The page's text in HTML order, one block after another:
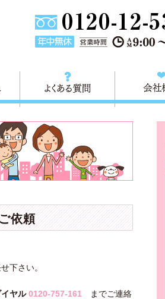
ご依頼の流れ よくある質問
依頼
下さい。
ヤル0120-757-161
までご連絡